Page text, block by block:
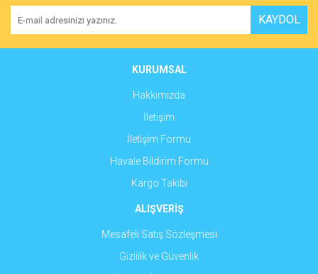
Ürün resmi kalitesiz, bozuk veya görüntülenemiyor.
Ürün açıklamasında eksik bilgiler bulunuyor.
Ürün fiyatı diğer sitelerden daha pahalı.
Gönder
KAYDOL
KURUMSAL
Hakkımızda
İletişim
İletişim Formu
Havale Bildirim Formu
Kargo Takibi
ALIŞVERİŞ
Mesafeli Satış Sözleşmesi
Gizlilik ve Güvenlik